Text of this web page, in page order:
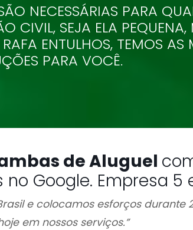
NECESSÁRIAS PARA
CIVIL, SEJA ELA
ENTULHOS, TEMOS AS
PARA VOCÊ.
de Aluguel
Google. Empresa 5
e colocamos esforços durante
em nossos serviços.”